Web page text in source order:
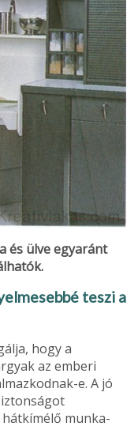
és ülve egyaránt
teszi a
hogy a
az emberi
e. A jó
hátkímélő munka­